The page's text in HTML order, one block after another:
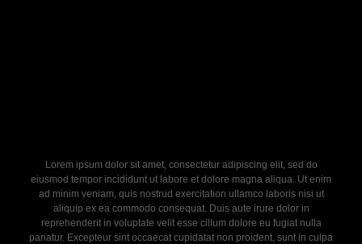
Lorem ipsum dolor sit amet, consectetur adipiscing elit, sed do
eiusmod tempor incididunt ut labore et dolore magna aliqua. Ut enim
ad minim veniam, quis nostrud exercitation ullamco laboris nisi ut
aliquip ex ea commodo consequat. Duis aute irure dolor in
reprehenderit in voluptate velit esse cillum dolore eu fugiat nulla
pariatur. Excepteur sint occaecat cupidatat non proident, sunt in culpa